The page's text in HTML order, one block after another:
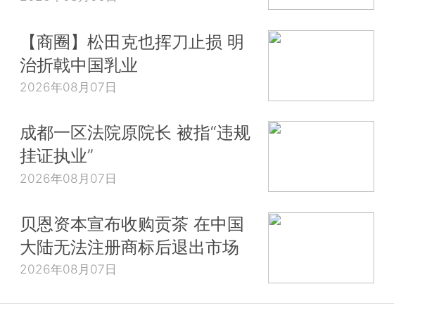
【商圈】松田克也挥刀止损 明
治折戟中国乳业
2026年08月07日
成都一区法院原院长 被指“违规
挂证执业”
2026年08月07日
贝恩资本宣布收购贡茶 在中国
大陆无法注册商标后退出市场
2026年08月07日